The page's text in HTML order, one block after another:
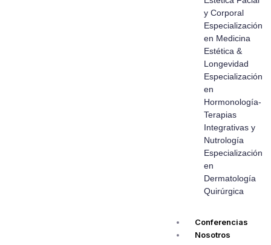
y Corporal
Especialización
en Medicina
Estética &
Longevidad
Especialización
en
Hormonología-
Terapias
Integrativas y
Nutrología
Especialización
en
Dermatología
Quirúrgica
Conferencias
Nosotros